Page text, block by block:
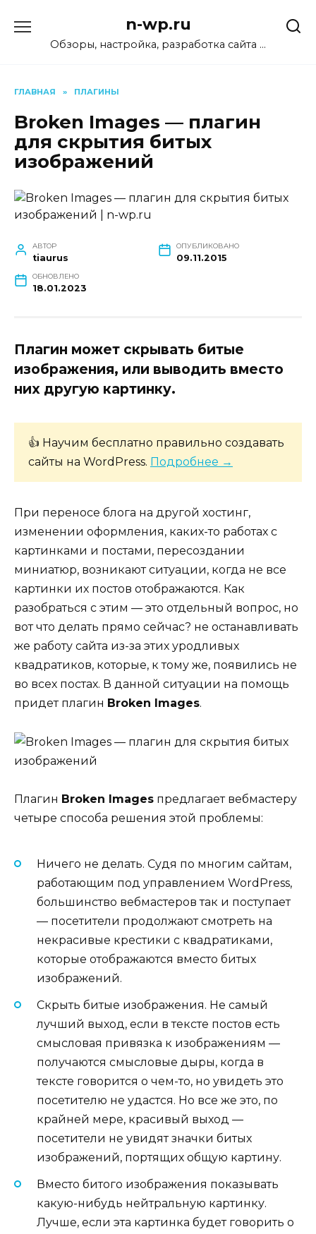
содержанию
n-wp.ru
Обзоры, настройка, разработка сайта …
ГЛАВНАЯ » ПЛАГИНЫ
Broken Images — плагин
для скрытия битых
изображений
АВТОР
tiaurus
ОПУБЛИКОВАНО
09.11.2015
ОБНОВЛЕНО
18.01.2023
Плагин может скрывать битые
изображения, или выводить вместо
них другую картинку.
👍 Научим бесплатно правильно создавать
сайты на WordPress. Подробнее →
При переносе блога на другой хостинг,
изменении оформления, каких-то работах с
картинками и постами, пересоздании
миниатюр, возникают ситуации, когда не все
картинки их постов отображаются. Как
разобраться с этим — это отдельный вопрос, но
вот что делать прямо сейчас? не останавливать
же работу сайта из-за этих уродливых
квадратиков, которые, к тому же, появились не
во всех постах. В данной ситуации на помощь
придет плагин Broken Images.
Плагин Broken Images предлагает вебмастеру
четыре способа решения этой проблемы:
Ничего не делать. Судя по многим сайтам,
работающим под управлением WordPress,
большинство вебмастеров так и поступает
— посетители продолжают смотреть на
некрасивые крестики с квадратиками,
которые отображаются вместо битых
изображений.
Скрыть битые изображения. Не самый
лучший выход, если в тексте постов есть
смысловая привязка к изображениям —
получаются смысловые дыры, когда в
тексте говорится о чем-то, но увидеть это
посетителю не удастся. Но все же это, по
крайней мере, красивый выход —
посетители не увидят значки битых
изображений, портящих общую картину.
Вместо битого изображения показывать
какую-нибудь нейтральную картинку.
Лучше, если эта картинка будет говорить о